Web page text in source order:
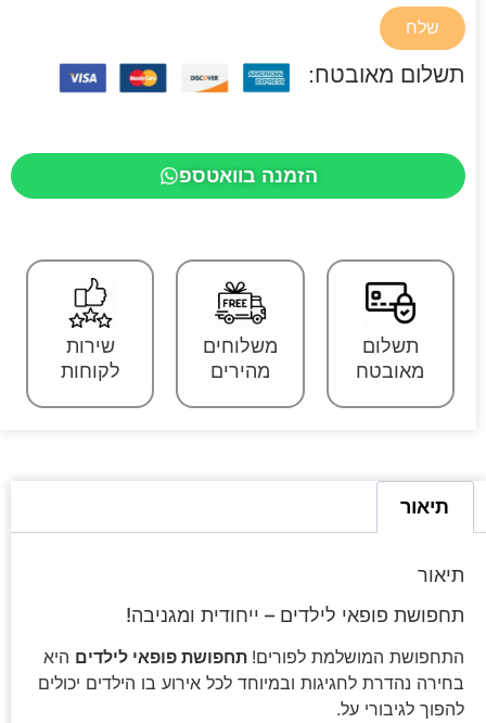
שלח
תשלום מאובטח:
הזמנה בוואטספ
תשלום
מאובטח
משלוחים
מהירים
שירות
לקוחות
תיאור
תיאור
תחפושת פופאי לילדים – ייחודית ומגניבה!
התחפושת המושלמת לפורים! תחפושת פופאי לילדים היא
בחירה נהדרת לחגיגות ובמיוחד לכל אירוע בו הילדים יכולים
להפוך לגיבורי על.